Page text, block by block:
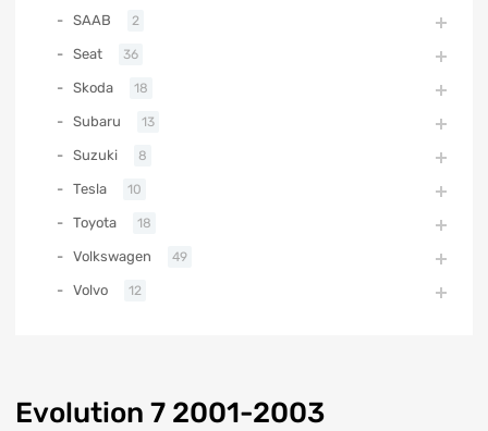
Evolution 7 2001-2003
SAAB 2
Seat 36
Skoda 18
Subaru 13
Suzuki 8
Tesla 10
Toyota 18
Volkswagen 49
Volvo 12